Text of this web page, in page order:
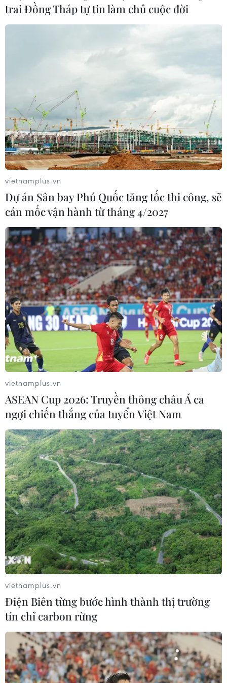
TIN CÙNG CHUYÊN MỤC
Chủ sân Azteca lỗ hơn 47 triệu USD vì
World Cup 2026
08/08/2026 06:43
ASEAN Cup 2026 ngày 8/8: Xác định
đối thủ của đội tuyển Việt Nam ở bán
Tuyển Việt Nam giành vé vào
bán kết, vì sao ông Kim Sang-sik vẫn
không vui?
08/08/2026 03:37
trai Đồng Tháp tự tin làm chủ cuộc đời
vietnamplus.vn
Dự án Sân bay Phú Quốc tăng tốc thi công, sẽ
cán mốc vận hành từ tháng 4/2027
vietnamplus.vn
ASEAN Cup 2026: Truyền thông châu Á ca
ngợi chiến thắng của tuyển Việt Nam
vietnamplus.vn
Điện Biên từng bước hình thành thị trường
tín chỉ carbon rừng